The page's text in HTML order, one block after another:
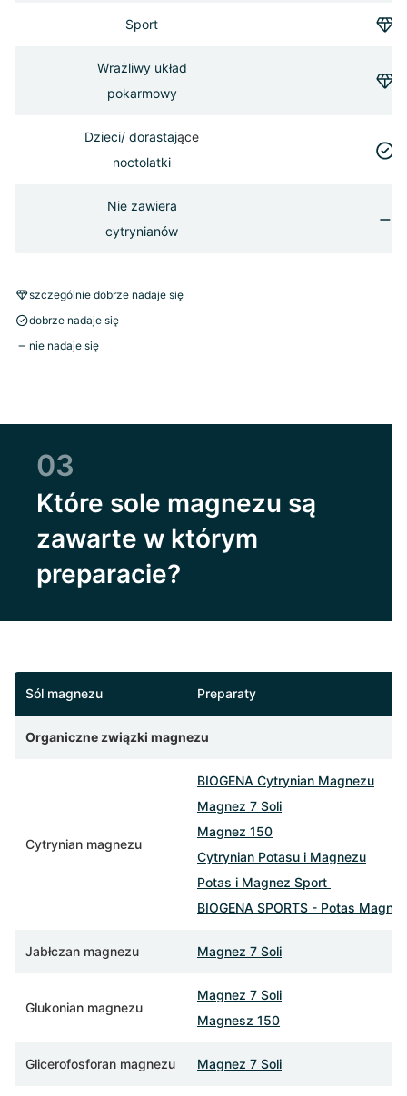
Sport
Wrażliwy układ
pokarmowy
Dzieci/ dorastające
noctolatki
Nie zawiera
cytrynianów
szczególnie dobrze nadaje się
dobrze nadaje się
nie nadaje się
03
Które sole magnezu są
zawarte w którym
preparacie?
Sól magnezu Preparaty
Organiczne związki magnezu
Cytrynian magnezu
BIOGENA Cytrynian Magnezu
Magnez 7 Soli
Magnez 150
Cytrynian Potasu i Magnezu
Potas i Magnez Sport
BIOGENA SPORTS - Potas
Jabłczan magnezu Magnez 7 Soli
Glukonian magnezu
Magnez 7 Soli
Magnesz 150
Glicerofosforan magnezu Magnez 7 Soli